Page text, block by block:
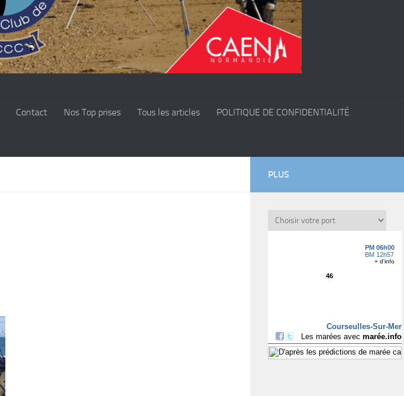
Contact Nos Top prises Tous les articles POLITIQUE DE CONFIDENTIALITÉ
PLUS